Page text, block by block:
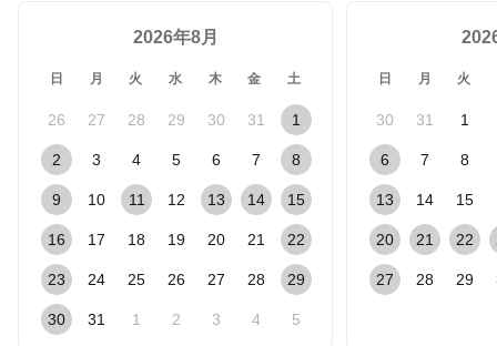
2026年8月
日 月 火 水 木 金 土
26 27 28 29 30 31 1
2 3 4 5 6 7 8
9 10 11 12 13 14 15
16 17 18 19 20 21 22
23 24 25 26 27 28 29
30 31 1 2 3 4 5
日 月 火
30 31 1
6 7 8
13 14 15
20 21 22
27 28 29